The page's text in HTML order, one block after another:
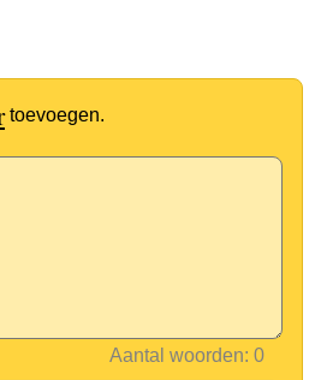
toevoegen.
Aantal woorden: